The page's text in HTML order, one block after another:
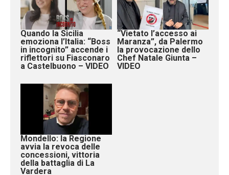
Quando la Sicilia
emoziona l’Italia: “Boss
in incognito” accende i
riflettori su Fiasconaro
a Castelbuono – VIDEO
“Vietato l’accesso ai
Maranza”, da Palermo
la provocazione dello
Chef Natale Giunta –
VIDEO
Mondello: la Regione
avvia la revoca delle
concessioni, vittoria
della battaglia di La
Vardera